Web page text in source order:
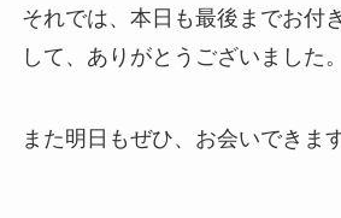
それでは、本日も最後までお付
して、ありがとうございました。
また明日もぜひ、お会いできま